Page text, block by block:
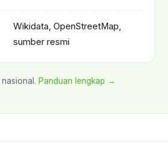
Wikidata, OpenStreetMap,
sumber resmi
Panduan lengkap →